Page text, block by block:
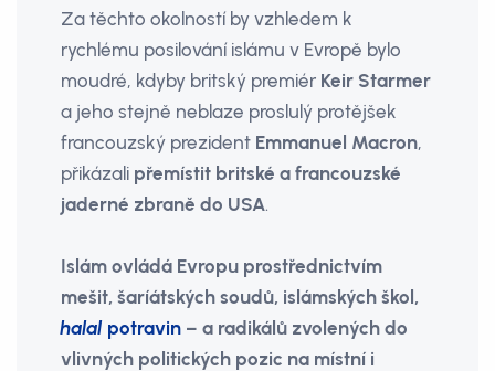
Za těchto okolností by vzhledem k
rychlému posilování islámu v Evropě bylo
moudré, kdyby britský premiér Keir Starmer
a jeho stejně neblaze proslulý protějšek
francouzský prezident Emmanuel Macron,
přikázali přemístit britské a francouzské
jaderné zbraně do USA.
Islám ovládá Evropu prostřednictvím
mešit, šaríátských soudů, islámských škol,
halal potravin – a radikálů zvolených do
vlivných politických pozic na místní i